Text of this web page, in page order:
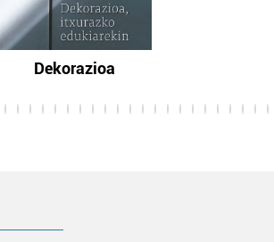
Dekorazioa